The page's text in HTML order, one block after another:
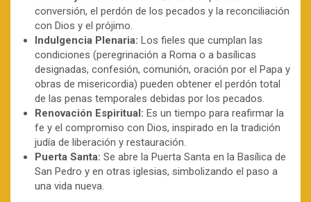
conversión, el perdón de los pecados y la reconciliación
con Dios y el prójimo.
Indulgencia Plenaria: Los fieles que cumplan las
condiciones (peregrinación a Roma o a basílicas
designadas, confesión, comunión, oración por el Papa y
obras de misericordia) pueden obtener el perdón total
de las penas temporales debidas por los pecados.
Renovación Espiritual: Es un tiempo para reafirmar la
fe y el compromiso con Dios, inspirado en la tradición
judía de liberación y restauración.
Puerta Santa: Se abre la Puerta Santa en la Basílica de
San Pedro y en otras iglesias, simbolizando el paso a
una vida nueva.